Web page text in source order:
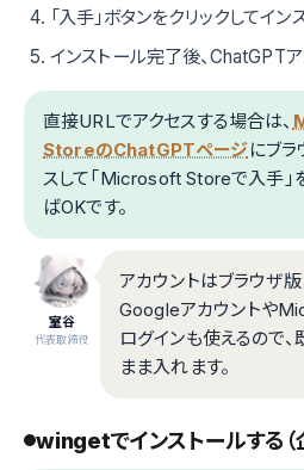
「入手」ボタンをクリックしてイン
インストール完了後、ChatGPT
直接URLでアクセスする場合は、
StoreのChatGPTページにブ
スして「Microsoft Storeで入手」
ばOKです。
室谷
代表取締役
アカウントはブラウザ
Googleアカウントや
ログインも使えるので
まま入れます。
wingetでインストールする（